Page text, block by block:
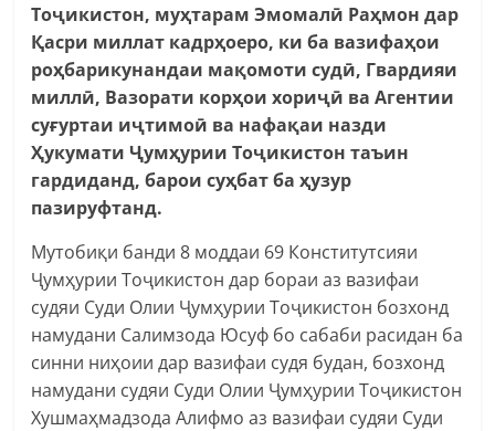
Тоҷикистон, муҳтарам Эмомалӣ Раҳмон дар
Қасри миллат кадрҳоеро, ки ба вазифаҳои
роҳбарикунандаи мақомоти судӣ, Гвардияи
миллӣ, Вазорати корҳои хориҷӣ ва Агентии
суғуртаи иҷтимоӣ ва нафақаи назди
Ҳукумати Ҷумҳурии Тоҷикистон таъин
гардиданд, барои суҳбат ба ҳузур
пазируфтанд.
Мутобиқи банди 8 моддаи 69 Конститутсияи
Ҷумҳурии Тоҷикистон дар бораи аз вазифаи
судяи Суди Олии Ҷумҳурии Тоҷикистон бозхонд
намудани Салимзода Юсуф бо сабаби расидан ба
синни ниҳоии дар вазифаи судя будан, бозхонд
намудани судяи Суди Олии Ҷумҳурии Тоҷикистон
Хушмаҳмадзода Алифмо аз вазифаи судяи Суди